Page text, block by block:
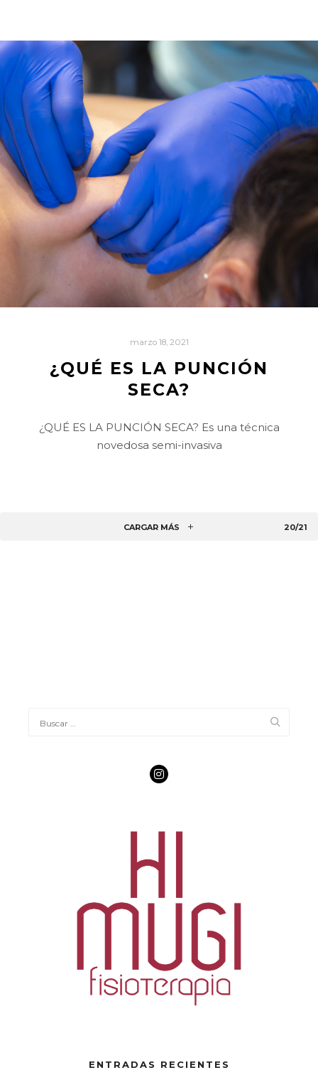
marzo 18, 2021
¿QUÉ ES LA PUNCIÓN
SECA?
¿QUÉ ES LA PUNCIÓN SECA? Es una técnica
novedosa semi-invasiva
CARGAR MÁS 20/21
ENTRADAS RECIENTES